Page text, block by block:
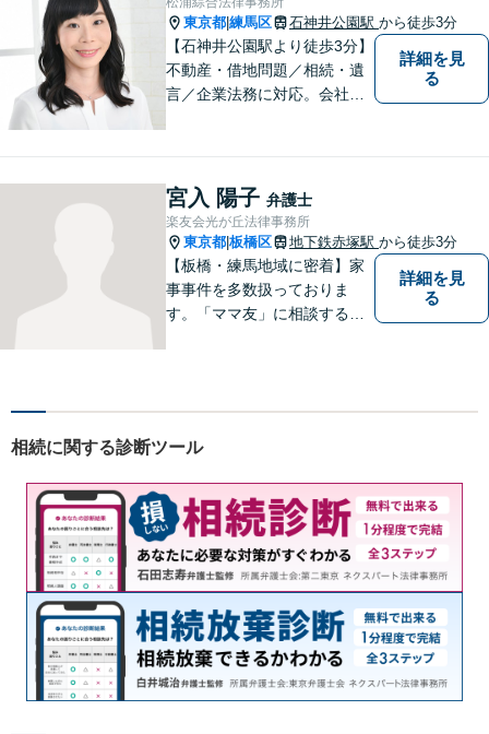
応】東京都 練馬区 石神井公園駅 から徒歩3分
【石神井公園駅より徒歩3分】
不動産・借地問題／相続・遺
言／企業法務に対応。会社員
詳細を見
る
宮入 陽子 弁護士
楽友会光が丘法律事務所
東京都 板橋区 地下鉄赤塚駅 から徒歩3分
【板橋・練馬地域に密着】家
事事件を多数扱っておりま
す。「ママ友」に相談するよ
詳細を見
る
相続に関する診断ツール